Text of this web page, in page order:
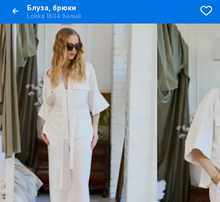
Блуза, брюки
Lokka 1634 белый